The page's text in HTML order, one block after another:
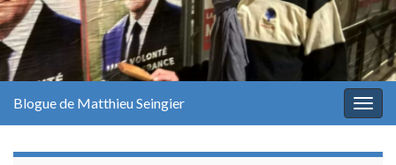
Blogue de Matthieu Seingier